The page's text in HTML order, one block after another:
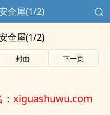
全屋(1/2)
全屋(1/2)
封面 下一页
：xiguashuwu.com